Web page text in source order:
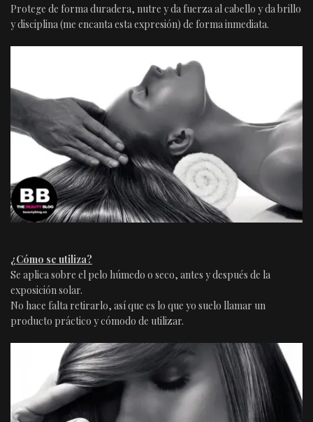
Protege de forma duradera, nutre y da fuerza al cabello y da brillo
y disciplina (me encanta esta expresión) de forma inmediata.
¿Cómo se utiliza?
Se aplica sobre el pelo húmedo o seco, antes y después de la
exposición solar.
No hace falta retirarlo, así que es lo que yo suelo llamar un
producto práctico y cómodo de utilizar.